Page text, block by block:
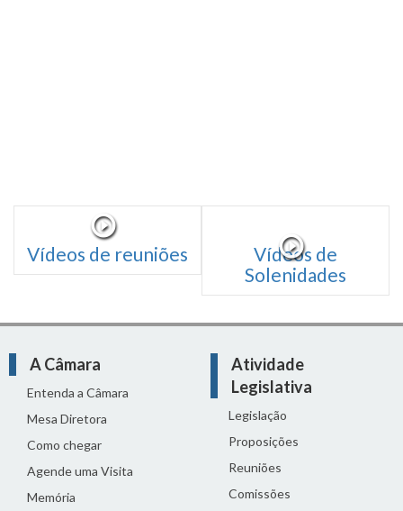
Vídeos de reuniões
Vídeos de
Solenidades
A Câmara
Entenda a Câmara
Mesa Diretora
Como chegar
Agende uma Visita
Memória
Atividade
Legislativa
Legislação
Proposições
Reuniões
Comissões